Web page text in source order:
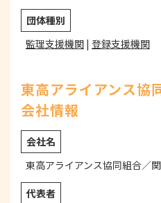
団体種別
監理支援機関 | 登録支援機関
東高アライアンス協
会社情報
会社名
東高アライアンス協同組合／
代表者